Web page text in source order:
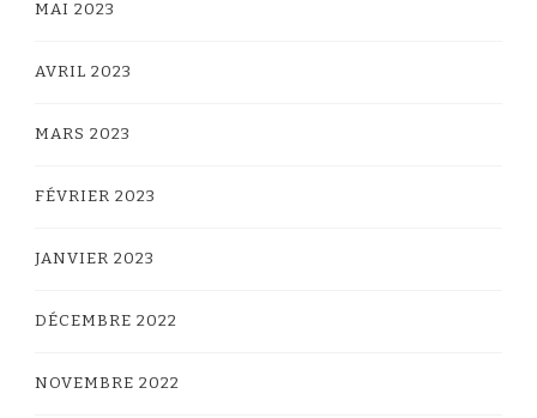
MAI 2023
AVRIL 2023
MARS 2023
FÉVRIER 2023
JANVIER 2023
DÉCEMBRE 2022
NOVEMBRE 2022